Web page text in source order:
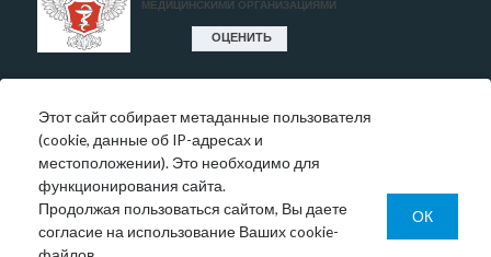
* Цены, указанные на сайте, носят исключительно
информативный характер и могут быть в любое время
изменены.
Окончательную информация необходимо уточнять у
администратора в регистратуре или по телефону:
+7 (343) 355-56-57.
Этот сайт собирает метаданные пользователя
(cookie, данные об IP-адресах и
местоположении). Это необходимо для
функционирования сайта.
Продолжая пользоваться сайтом, Вы даете
согласие на использование Ваших cookie-
ОК